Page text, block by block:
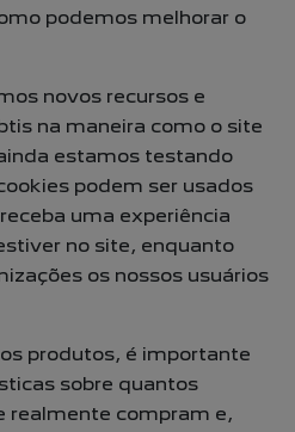
podemos melhorar o
novos recursos e
na maneira como o site
estamos testando
podem ser usados
uma experiência
no site, enquanto
os nossos usuários
produtos, é importante
sobre quantos
realmente compram e,